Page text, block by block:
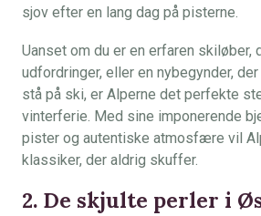
sjov efter en lang dag på pisterne.
Uanset om du er en erfaren skiløber,
udfordringer, eller en nybegynder,
stå på ski, er Alperne det perfekte
vinterferie. Med sine imponerende
pister og autentiske atmosfære vil
klassiker, der aldrig skuffer.
2. De skjulte perler i